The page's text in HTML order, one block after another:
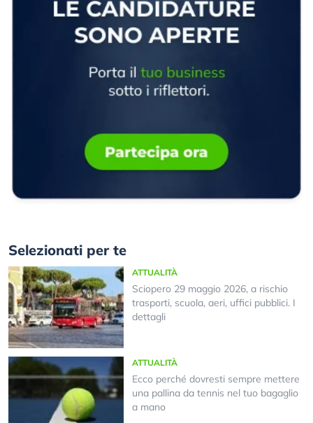
Selezionati per te
ATTUALITÀ
Sciopero 29 maggio 2026, a rischio
trasporti, scuola, aeri, uffici pubblici. I
dettagli
ATTUALITÀ
Ecco perché dovresti sempre mettere
una pallina da tennis nel tuo bagaglio
a mano